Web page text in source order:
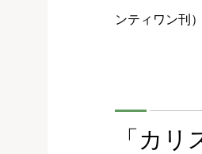
ンティワン刊
「カ